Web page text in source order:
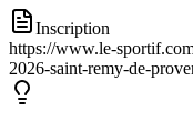
Inscription
https://www.le-
2026-saint-remy-de-